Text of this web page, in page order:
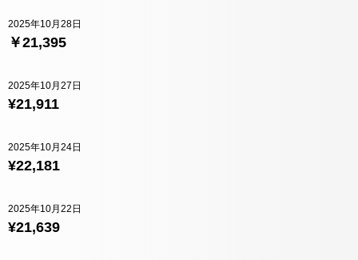
￥21,395
2025年10月28日
¥21,911
2025年10月27日
¥22,181
2025年10月24日
¥21,639
2025年10月22日